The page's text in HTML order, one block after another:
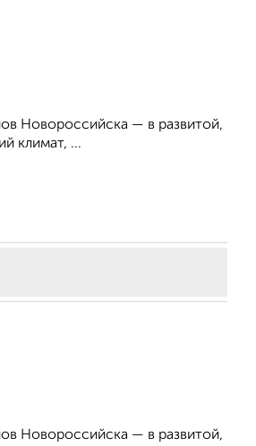
Новороссийска — в развитой,
климат, ...
Новороссийска — в развитой,